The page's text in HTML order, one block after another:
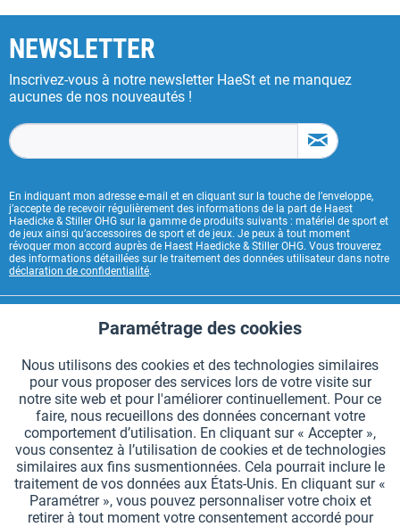
NEWSLETTER
Inscrivez-vous à notre newsletter HaeSt et ne manquez
aucunes de nos nouveautés !
En indiquant mon adresse e-mail et en cliquant sur la touche de l’enveloppe,
j’accepte de recevoir régulièrement des informations de la part de Haest
Haedicke & Stiller OHG sur la gamme de produits suivants : matériel de sport et
de jeux ainsi qu’accessoires de sport et de jeux. Je peux à tout moment
révoquer mon accord auprès de Haest Haedicke & Stiller OHG. Vous trouverez
des informations détaillées sur le traitement des données utilisateur dans notre
déclaration de confidentialité.
INFORMATIONS GÉNÉRALES
MODES DE PAIEMENT
*Tous les prix comprennent la TVA et sont indiqués horsfrais de port.
Paramètres des cookies Demander le catalogue
Fonctionnels Aktiv
Suivi Aktiv
Paramétrage des cookies
Nous utilisons des cookies et des technologies similaires
pour vous proposer des services lors de votre visite sur
notre site web et pour l'améliorer continuellement. Pour ce
faire, nous recueillons des données concernant votre
comportement d’utilisation. En cliquant sur « Accepter »,
vous consentez à l’utilisation de cookies et de technologies
similaires aux fins susmentionnées. Cela pourrait inclure le
traitement de vos données aux États-Unis. En cliquant sur «
Paramétrer », vous pouvez personnaliser votre choix et
retirer à tout moment votre consentement accordé pour